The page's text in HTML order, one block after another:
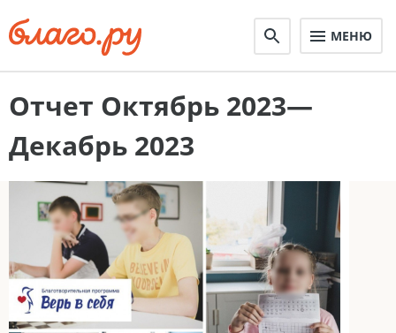
МЕНЮ
Отчет Октябрь 2023—
Декабрь 2023